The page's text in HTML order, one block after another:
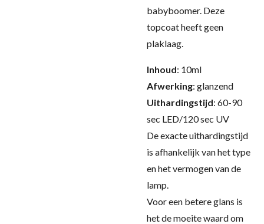
babyboomer. Deze
topcoat heeft geen
plaklaag.
Inhoud: 10ml
Afwerking: glanzend
Uithardingstijd: 60-90
sec LED/120 sec UV
De exacte uithardingstijd
is afhankelijk van het type
en het vermogen van de
lamp.
Voor een betere glans is
het de moeite waard om